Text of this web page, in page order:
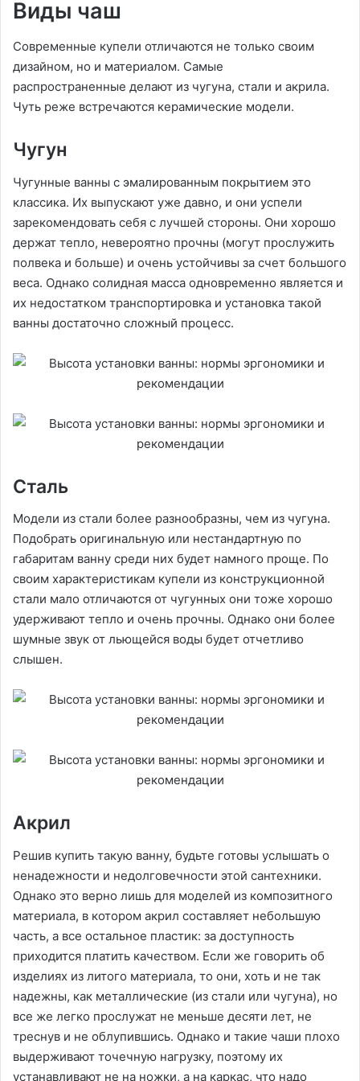
Виды чаш
Современные купели отличаются не только своим
дизайном, но и материалом. Самые
распространенные делают из чугуна, стали и акрила.
Чуть реже встречаются керамические модели.
Чугун
Чугунные ванны с эмалированным покрытием это
классика. Их выпускают уже давно, и они успели
зарекомендовать себя с лучшей стороны. Они хорошо
держат тепло, невероятно прочны (могут прослужить
полвека и больше) и очень устойчивы за счет большого
веса. Однако солидная масса одновременно является и
их недостатком транспортировка и установка такой
ванны достаточно сложный процесс.
Сталь
Модели из стали более разнообразны, чем из чугуна.
Подобрать оригинальную или нестандартную по
габаритам ванну среди них будет намного проще. По
своим характеристикам купели из конструкционной
стали мало отличаются от чугунных они тоже хорошо
удерживают тепло и очень прочны. Однако они более
шумные звук от льющейся воды будет отчетливо
слышен.
Акрил
Решив купить такую ванну, будьте готовы услышать о
ненадежности и недолговечности этой сантехники.
Однако это верно лишь для моделей из композитного
материала, в котором акрил составляет небольшую
часть, а все остальное пластик: за доступность
приходится платить качеством. Если же говорить об
изделиях из литого материала, то они, хоть и не так
надежны, как металлические (из стали или чугуна), но
все же легко прослужат не меньше десяти лет, не
треснув и не облупившись. Однако и такие чаши плохо
выдерживают точечную нагрузку, поэтому их
устанавливают не на ножки, а на каркас, что надо